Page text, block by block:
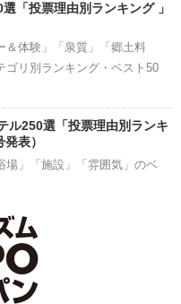
「投票理由別ランキング 」
＆体験」「泉質」「郷土料
ゴリ別ランキング・ベスト50
ル250選「投票理由別ランキ
表）
場」「施設」「雰囲気」のベ